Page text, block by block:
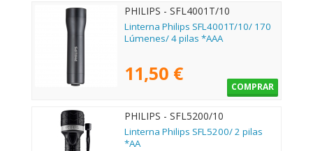
PHILIPS - SFL4001T/10
Linterna Philips SFL4001T/10/ 170
Lúmenes/ 4 pilas *AAA
11,50 €
COMPRAR
PHILIPS - SFL5200/10
Linterna Philips SFL5200/ 2 pilas
*AA